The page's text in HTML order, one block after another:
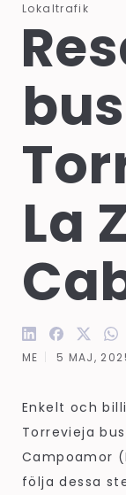
Lokaltrafik
La
ME 5 MAJ,
Enkelt och
Torrevieja
Campoamor
följa dessa